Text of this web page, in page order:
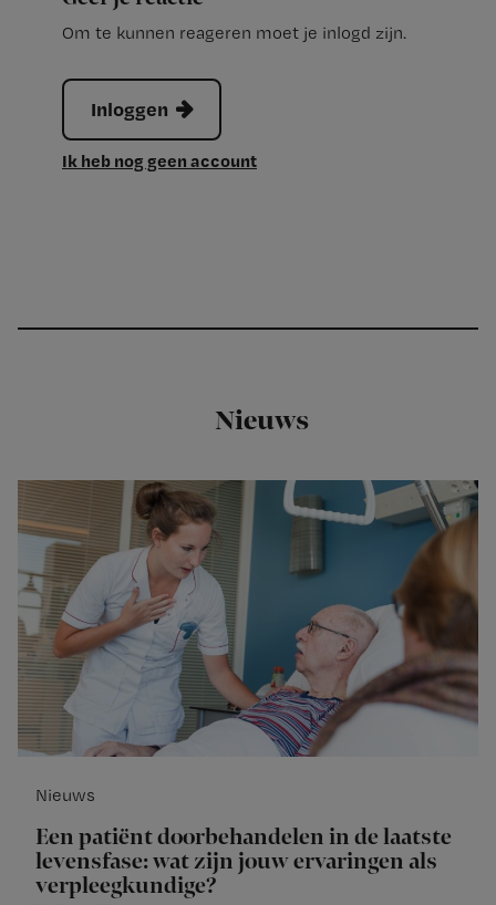
Om te kunnen reageren moet je inlogd zijn.
Inloggen
Ik heb nog geen account
Nieuws
Nieuws
Een patiënt doorbehandelen in de laatste
levensfase: wat zijn jouw ervaringen als
verpleegkundige?